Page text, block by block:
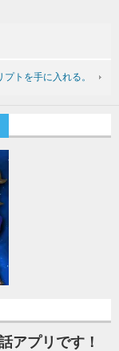
トを手に入れる。
プリです！